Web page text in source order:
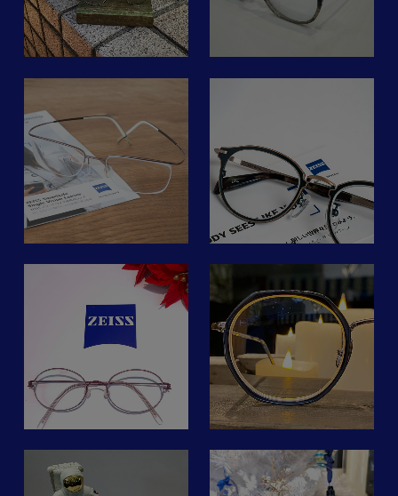
メガネ #日本製メガネ #駒
込 #田端 #西ヶ原 #滝野川
#本駒込 #東大前 #豊島区 #
北区 #文京区 #荒川区 #足
立区 #台東区
#ツァイスsmartlife
#レンズで変わる世界
#nobadyseeslikeyou
#eyewear #eyeglasses #
ール湘南 #湘南 #メガ
ネ #サングラス #メガネ
女子 #メガネ男子 #zeiss
レンズはZEISSスマートラ
イフ 薄めのブルーカラー
で染色しています。
#レンズで変わる世界
#nobodyseeslikeyou
#メガネ
#イワキメガネ
#カラーレンズメガネ
#蒲田
#東急プラザ蒲田4f
ーの調光レンズです
他メーカーの調光レンズの
ブルーと比較しても
視界になる調光レンズです
マスクをする事もあるので
ZEISS Anti Fog Kit(曇り止
め)と一緒に使用していま
す
この曇り止めも純正の物と
いう事でZEISSレンズとは
相性バッチリで曇りを防い
メガネのファミリーズでは
ZEISS PhotoFusion X (6
ZEISS AdaptiveSun(8色)
の
全色見本をご用意していま
す
これからの時期もサングラ
スが必要になります
zeiss smart lifeレンズをデ
スクワーク用にお作り頂き
ました。遠点を1mに設定
してピント調節機能の負荷
軽減・プリズム度数で眼球
運動筋の負荷を軽減・ブル
ーガードというスペシャル
バージョンです。
そしてコチラのお客様はカ
メラ用レンズもzeissレン
愛好家でも御座います。私
もzeissレンズを試させて
頂いてテンション爆上がり
になりました(笑)
ありがとうございます😊
manomegane
#yellowsplus #brad
本日の営業時間 11:00〜
19:00
お似合いの眼鏡、お見立致
します。
ご来店時にお声がけくださ
い！
zeissvisioncenterginza